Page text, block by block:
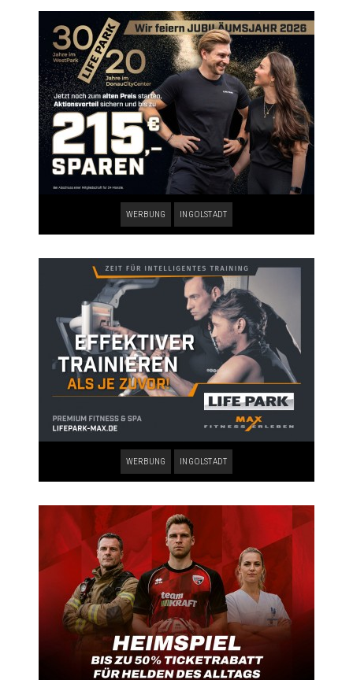
WERBUNG INGOLSTADT
WERBUNG INGOLSTADT